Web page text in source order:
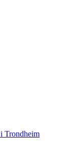
Trondheim